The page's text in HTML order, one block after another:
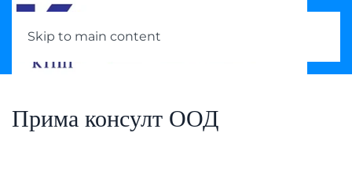
Skip to main content
Прима консулт ООД